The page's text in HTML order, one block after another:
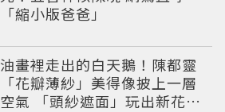
「縮小版爸爸」
油畫裡走出的白天鵝！陳都靈
「花瓣薄紗」美得像披上一層
空氣 「頭紗遮面」玩出新花樣